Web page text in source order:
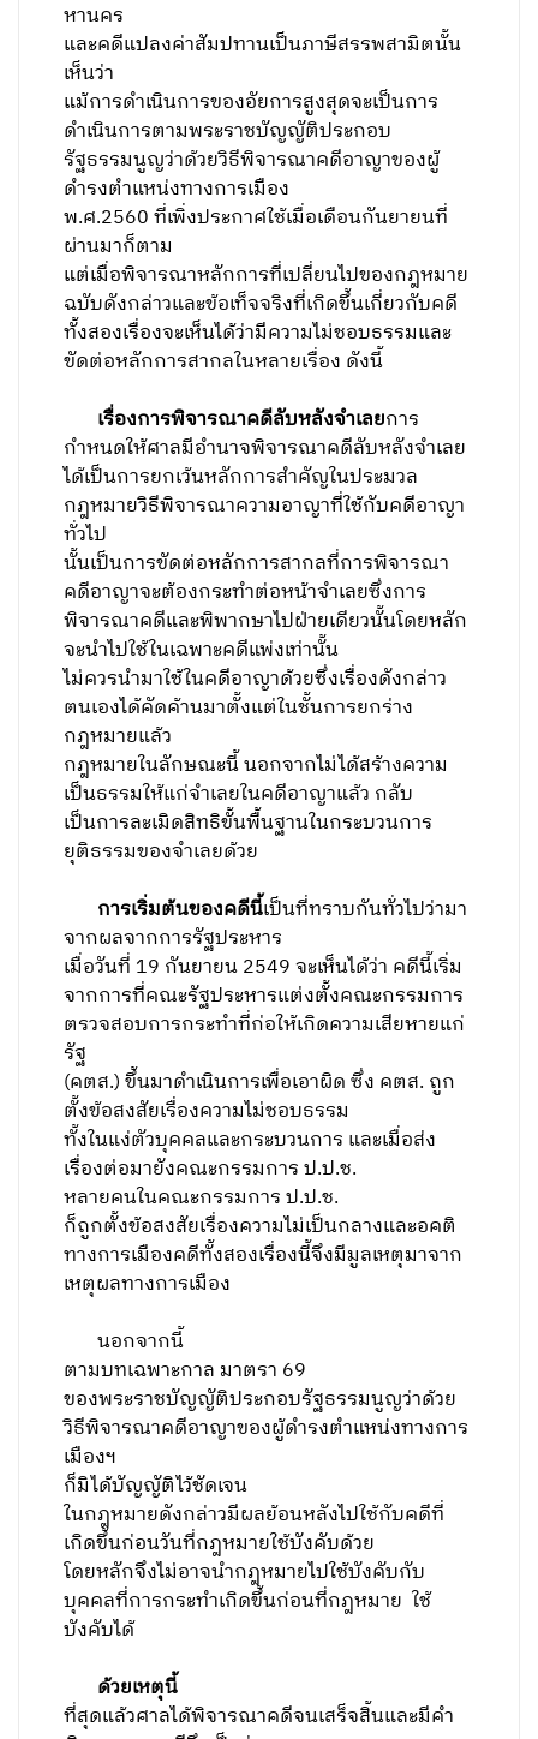
หานคร
และคดีแปลงค่าสัมปทานเป็นภาษีสรรพสามิตนั้น
เห็นว่า
แม้การดำเนินการของอัยการสูงสุดจะเป็นการ
ดำเนินการตามพระราชบัญญัติประกอบ
รัฐธรรมนูญว่าด้วยวิธีพิจารณาคดีอาญาของผู้
ดำรงตำแหน่งทางการเมือง
พ.ศ.2560 ที่เพิ่งประกาศใช้เมื่อเดือนกันยายนที่
ผ่านมาก็ตาม
แต่เมื่อพิจารณาหลักการที่เปลี่ยนไปของกฎหมาย
ฉบับดังกล่าวและข้อเท็จจริงที่เกิดขึ้นเกี่ยวกับคดี
ทั้งสองเรื่องจะเห็นได้ว่ามีความไม่ชอบธรรมและ
ขัดต่อหลักการสากลในหลายเรื่อง ดังนี้
เรื่องการพิจารณาคดีลับหลังจำเลยการ
กำหนดให้ศาลมีอำนาจพิจารณาคดีลับหลังจำเลย
ได้เป็นการยกเว้นหลักการสำคัญในประมวล
กฎหมายวิธีพิจารณาความอาญาที่ใช้กับคดีอาญา
ทั่วไป
นั้นเป็นการขัดต่อหลักการสากลที่การพิจารณา
คดีอาญาจะต้องกระทำต่อหน้าจำเลยซึ่งการ
พิจารณาคดีและพิพากษาไปฝ่ายเดียวนั้นโดยหลัก
จะนำไปใช้ในเฉพาะคดีแพ่งเท่านั้น
ไม่ควรนำมาใช้ในคดีอาญาด้วยซึ่งเรื่องดังกล่าว
ตนเองได้คัดค้านมาตั้งแต่ในชั้นการยกร่าง
กฎหมายแล้ว
กฎหมายในลักษณะนี้ นอกจากไม่ได้สร้างความ
เป็นธรรมให้แก่จำเลยในคดีอาญาแล้ว กลับ
เป็นการละเมิดสิทธิขั้นพื้นฐานในกระบวนการ
ยุติธรรมของจำเลยด้วย
การเริ่มต้นของคดีนี้เป็นที่ทราบกันทั่วไปว่ามา
จากผลจากการรัฐประหาร
เมื่อวันที่ 19 กันยายน 2549 จะเห็นได้ว่า คดีนี้เริ่ม
จากการที่คณะรัฐประหารแต่งตั้งคณะกรรมการ
ตรวจสอบการกระทำที่ก่อให้เกิดความเสียหายแก่
รัฐ
(คตส.) ขึ้นมาดำเนินการเพื่อเอาผิด ซึ่ง คตส. ถูก
ตั้งข้อสงสัยเรื่องความไม่ชอบธรรม
ทั้งในแง่ตัวบุคคลและกระบวนการ และเมื่อส่ง
เรื่องต่อมายังคณะกรรมการ ป.ป.ช.
หลายคนในคณะกรรมการ ป.ป.ช.
ก็ถูกตั้งข้อสงสัยเรื่องความไม่เป็นกลางและอคติ
ทางการเมืองคดีทั้งสองเรื่องนี้จึงมีมูลเหตุมาจาก
เหตุผลทางการเมือง
นอกจากนี้
ตามบทเฉพาะกาล มาตรา 69
ของพระราชบัญญัติประกอบรัฐธรรมนูญว่าด้วย
วิธีพิจารณาคดีอาญาของผู้ดำรงตำแหน่งทางการ
เมืองฯ
ก็มิได้บัญญัติไว้ชัดเจน
ในกฎหมายดังกล่าวมีผลย้อนหลังไปใช้กับคดีที่
เกิดขึ้นก่อนวันที่กฎหมายใช้บังคับด้วย
โดยหลักจึงไม่อาจนำกฎหมายไปใช้บังคับกับ
บุคคลที่การกระทำเกิดขึ้นก่อนที่กฎหมาย ใช้
บังคับได้
ด้วยเหตุนี้
ที่สุดแล้วศาลได้พิจารณาคดีจนเสร็จสิ้นและมีคำ